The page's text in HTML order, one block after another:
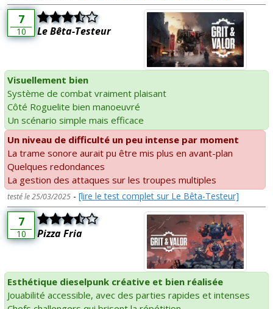
7
10 Le Bêta-Testeur
Visuellement bien
Système de combat vraiment plaisant
Côté Roguelite bien manoeuvré
Un scénario simple mais efficace
Un niveau de difficulté un peu intense par moment
La trame sonore aurait pu être mis plus en avant-plan
Quelques redondances
La gestion des attaques sur les troupes multiples
testé le 25/03/2025 - [lire le test complet sur Le Bêta-Testeur]
7
10 Pizza Fria
Esthétique dieselpunk créative et bien réalisée
Jouabilité accessible, avec des parties rapides et intenses